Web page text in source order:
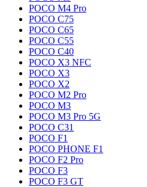
POCO M4 Pro
POCO C75
POCO C65
POCO C55
POCO C40
POCO X3 NFC
POCO X3
POCO X2
POCO M2 Pro
POCO M3
POCO M3 Pro 5G
POCO C31
POCO F1
POCO PHONE F1
POCO F2 Pro
POCO F3
POCO F3 GT